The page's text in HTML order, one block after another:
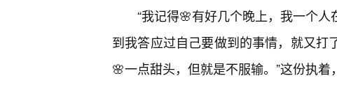
“我记得🌸有好几个晚上，我一个
到我答应过自己要做到的事情，就又
🌸一点甜头，但就是不服输。”这份执